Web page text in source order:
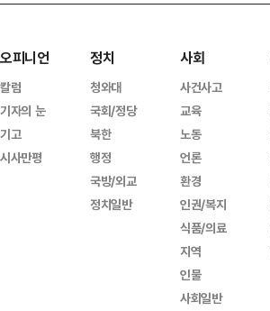
오피니언
칼럼
기자의 눈
기고
시사만평
정치
청와대
국회/정당
북한
행정
국방/외교
정치일반
사회
사건사고
교육
노동
언론
환경
인권/복지
식품/의료
지역
인물
사회일반